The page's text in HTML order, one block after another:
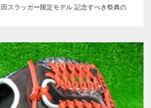
スラッガー限定モデル 記念すべき祭典の